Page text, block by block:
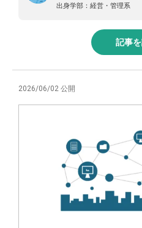
出身学部： 経営・管理系
記事
2026/06/02 公開